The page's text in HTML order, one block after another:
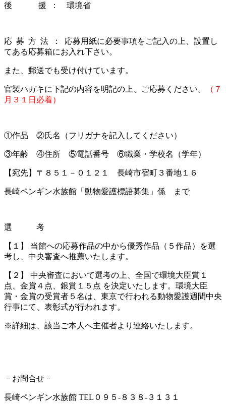
後 援 ： 環境省
応 募 方 法 ： 応募用紙に必要事項をご記入の上、設置し
てある応募箱にお入れ下さい。
また、郵送でも受け付けています。
官製ハガキに下記の内容を明記の上、ご応募ください。
（７
月３１日必着）
①作品 ②氏名（フリガナを記入してください）
③年齢 ④住所 ⑤電話番号 ⑥職業・学校名（学年）
【宛先】〒８５１－０１２１ 長崎市宿町３番地１６
長崎ペンギン水族館「動物愛護標語募集」係 まで
選 考
【１】 当館への応募作品の中から優秀作品（５作品）を選
考し、中央審査へ推薦いたします。
【２】 中央審査において選考の上、全国で環境大臣賞１
点、金賞４点、銀賞１５点 を決定いたします。環境大臣
賞・金賞の受賞者５名は、東京で行われる動物愛護週間中央
行事にて、表彰式が行われます。
※詳細は、該当ご本人へ主催者より連絡いたします。
－お問合せ－
長崎ペンギン水族館 TEL０９５-８３８-３１３１